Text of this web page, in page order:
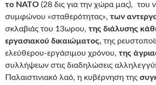
το ΝΑΤΟ (28 δις για την χώρα μας), του
συμφώνου «σταθερότητας», των
σκλαβιάς του 13ωρου, της διάλυσης
εργασιακού δικαιώματος, της
ελεύθερου-εργάσιμου χρόνου, της
συλλήψεων στις διαδηλώσεις
Παλαιστινιακό λαό, η κυβέρνηση της